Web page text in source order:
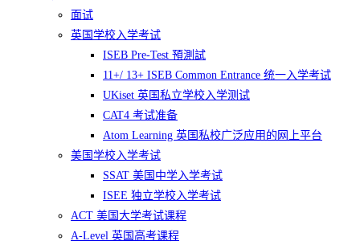
面试
英国学校入学考试​
ISEB Pre-Test 預測試
11+/ 13+ ISEB Common Entrance 统一入学考试
UKiset 英国私立学校入学测试
CAT4 考试准备
Atom Learning 英国私校广泛应用的网上平台​
美国学校入学考试
SSAT 美国中学入学考试
ISEE 独立学校入学考试
ACT 美国大学考试课程
A-Level 英国高考课程